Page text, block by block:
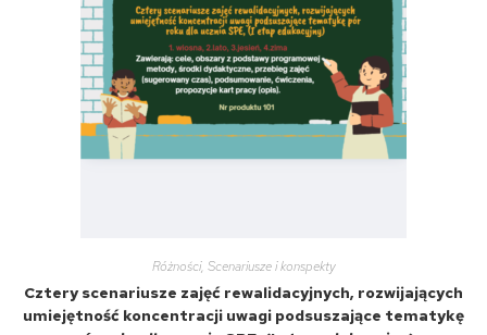
Różności, Scenariusze i konspekty
Cztery scenariusze zajęć rewalidacyjnych, rozwijających
umiejętność koncentracji uwagi podsuszające tematykę